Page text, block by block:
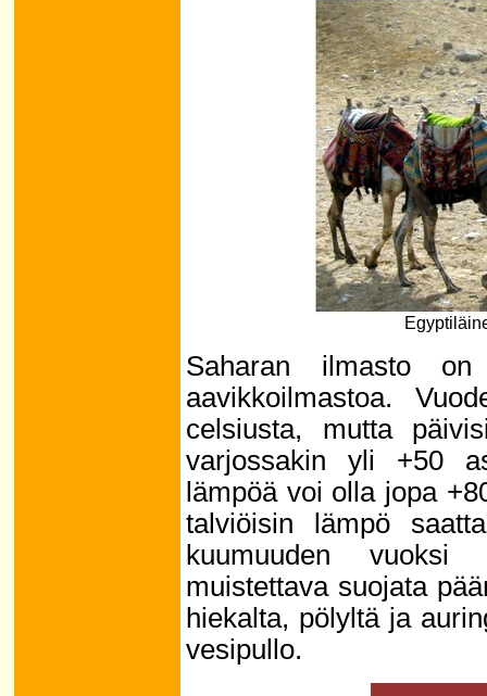
Saharan ilmasto
aavikkoilmastoa.
celsiusta, mutta
varjossakin yli +50
lämpöä voi olla jopa
talviöisin lämpö
kuumuuden vuoksi
muistettava suojata
hiekalta, pölyltä ja
vesipullo.